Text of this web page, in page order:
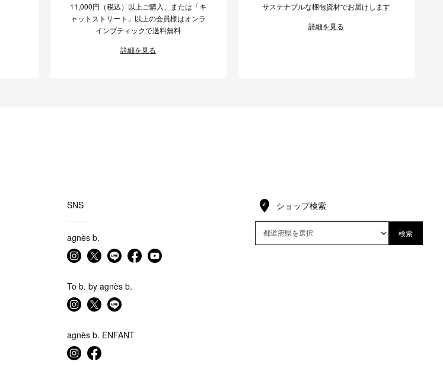
11,000円（税込）以上ご購入、または「キ
ャットストリート」以上の会員様はオンラ
インブティックで送料無料
詳細を見る
サステナブルな梱包資材でお届けします
詳細を見る
SNS
agnès b.
To b. by agnès b.
agnès b. ENFANT
ショップ検索
検索